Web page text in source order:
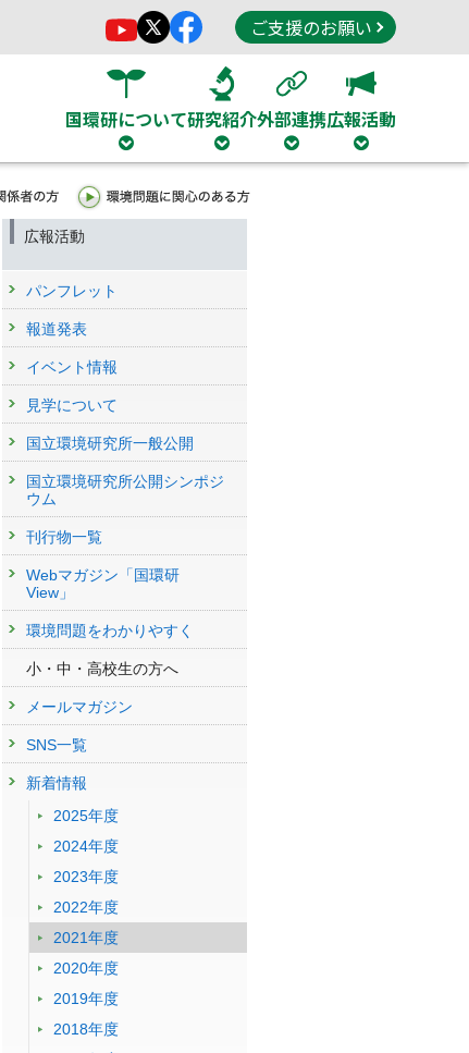
ご支援のお願い
国環研について研究紹介外部連携広報活動
広報活動
パンフレット
報道発表
イベント情報
見学について
国立環境研究所一般公開
国立環境研究所公開シンポジ
ウム
刊行物一覧
Webマガジン「国環研
View」
環境問題をわかりやすく
小・中・高校生の方へ
メールマガジン
SNS一覧
新着情報
2025年度
2024年度
2023年度
2022年度
2021年度
2020年度
2019年度
2018年度